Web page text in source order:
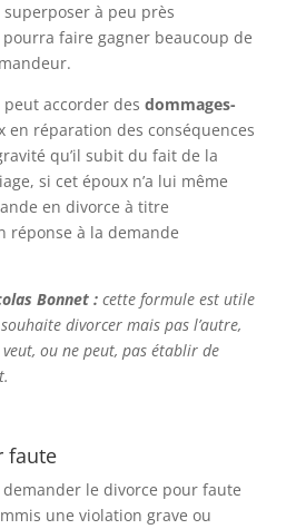
à peu près
faire gagner beaucoup de
accorder des dommages-
en réparation des conséquences
qu’il subit du fait de la
si cet époux n’a lui même
en divorce à titre
réponse à la demande
Bonnet : cette formule est utile
divorcer mais pas l’autre,
ou ne peut, pas établir de
faute
le divorce pour faute
une violation grave ou